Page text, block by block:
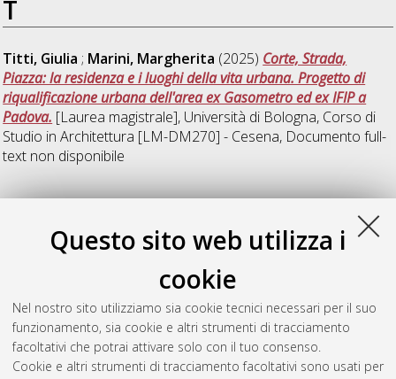
Questo sito web utilizza i
cookie
Nel nostro sito utilizziamo sia cookie tecnici necessari per il suo
funzionamento, sia cookie e altri strumenti di tracciamento
facoltativi che potrai attivare solo con il tuo consenso.
Cookie e altri strumenti di tracciamento facoltativi sono usati per
T
Titti, Giulia ; Marini, Margherita (2025) Corte, Strada,
Piazza: la residenza e i luoghi della vita urbana. Progetto di
riqualificazione urbana dell'area ex Gasometro ed ex IFIP a
Padova. [Laurea magistrale], Università di Bologna, Corso di
Studio inArchitettura [LM-DM270] - Cesena, Documento full-
text non disponibile
V
Venturini, Lisa
integrare verde e architettura negli spazi della cura. Un
Sant’Orsola a Bologna.[Laurea magistrale], Università di
Bologna, Corso di Studio in Architettura [LM-DM270] -
Cesena, Documento ad accesso riservato.